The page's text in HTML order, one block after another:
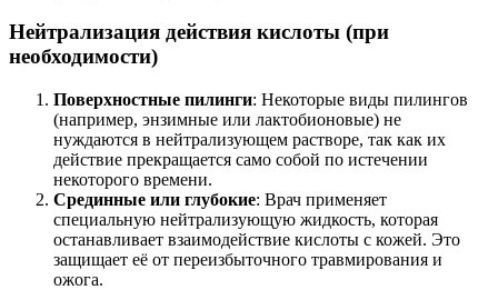
Нейтрализация действия кислоты (при
необходимости)
Поверхностные пилинги: Некоторые виды пилингов
(например, энзимные или лактобионовые) не
нуждаются в нейтрализующем растворе, так как их
действие прекращается само собой по истечении
некоторого времени.
Срединные или глубокие: Врач применяет
специальную нейтрализующую жидкость, которая
останавливает взаимодействие кислоты с кожей. Это
защищает её от переизбыточного травмирования и
ожога.